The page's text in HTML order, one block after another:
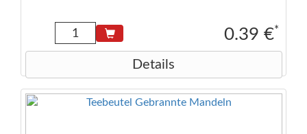
Biotin, Vitamin B12, Folsäure), Zitronenschalen*. *50%
Rainforest Alliance Certified.
0.39 €*
Details